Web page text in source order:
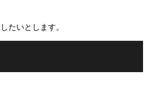
たいとします。